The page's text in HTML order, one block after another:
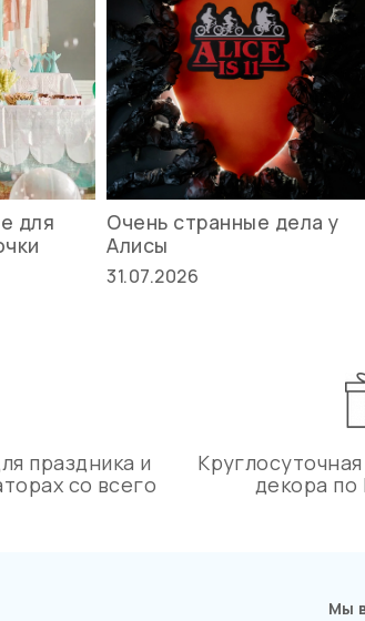
для
Очень странные дела у
Алисы
31.07.2026
праздника и
со всего
декора
Мы